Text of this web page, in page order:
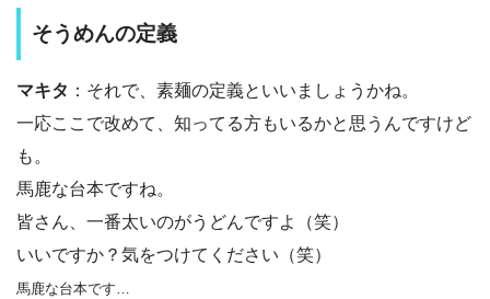
そうめんの定義
マキタ ：それで、素麺の定義といいましょうかね。
一応ここで改めて、知ってる方もいるかと思うんですけど
も。
馬鹿な台本ですね。
皆さん、一番太いのがうどんですよ（笑）
いいですか？気をつけてください（笑）
馬鹿な台本です…